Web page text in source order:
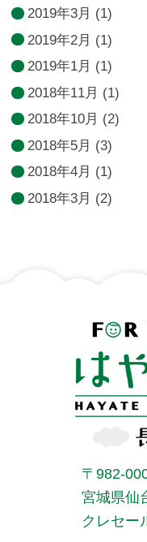
2019年3月 (1)
2019年2月 (1)
2019年1月 (1)
2018年11月 (1)
2018年10月 (2)
2018年5月 (3)
2018年4月 (1)
2018年3月 (2)
〒982-
宮城県仙
クレセー